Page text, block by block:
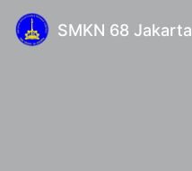
SMKN 68 Jakarta